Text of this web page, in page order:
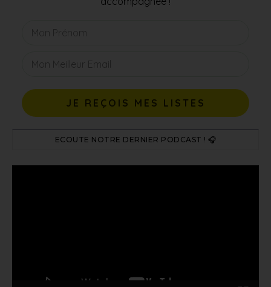
JE REÇOIS MES LISTES
ECOUTE NOTRE DERNIER PODCAST ! 🎧